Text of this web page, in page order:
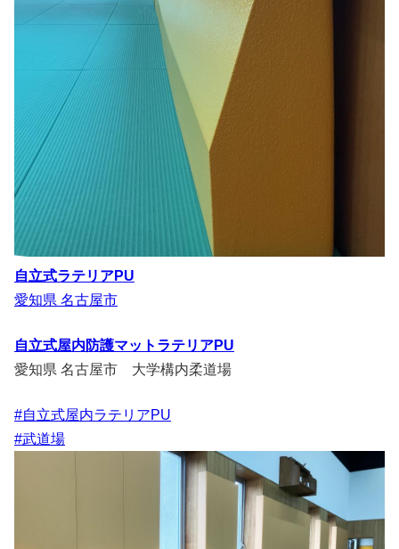
自立式ラテリアPU
愛知県 名古屋市
自立式屋内防護マットラテリアPU
愛知県 名古屋市 大学構内柔道場
#自立式屋内ラテリアPU
#武道場